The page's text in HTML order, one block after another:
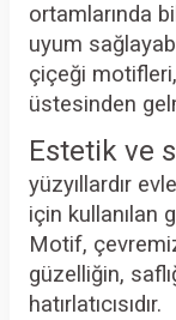
ortamlarında
uyum
çiçeği motifleri,
üstesinden
Estetik ve
yüzyıllardır
için kullanılan
Motif,
güzelliğin,
hatırlatıcısıdır.